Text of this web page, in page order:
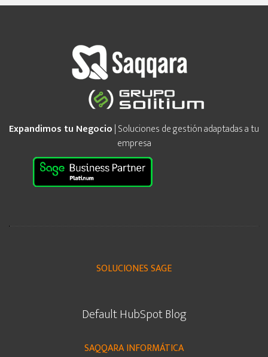
Expandimos tu Negocio| Soluciones de gestión adaptadas a tu
empresa
SOLUCIONES SAGE
Default HubSpot Blog
SAQQARA INFORMÁTICA